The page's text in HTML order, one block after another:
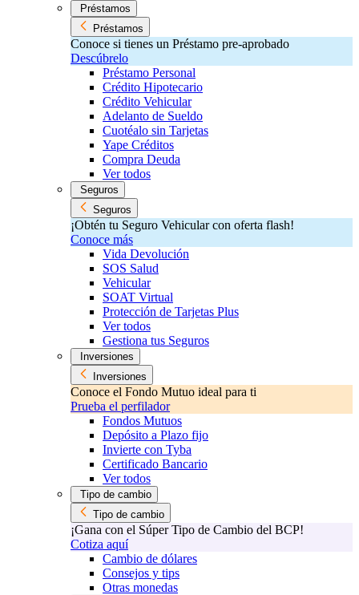
Préstamos
Préstamos
Conoce si tienes un Préstamo pre-aprobado
Descúbrelo
Préstamo Personal
Crédito Hipotecario
Crédito Vehicular
Adelanto de Sueldo
Cuotéalo sin Tarjetas
Yape Créditos
Compra Deuda
Ver todos
Seguros
Seguros
¡Obtén tu Seguro Vehicular con oferta flash!
Conoce más
Vida Devolución
SOS Salud
Vehicular
SOAT Virtual
Protección de Tarjetas Plus
Ver todos
Gestiona tus Seguros
Inversiones
Inversiones
Conoce el Fondo Mutuo ideal para ti
Prueba el perfilador
Fondos Mutuos
Depósito a Plazo fijo
Invierte con Tyba
Certificado Bancario
Ver todos
Tipo de cambio
Tipo de cambio
¡Gana con el Súper Tipo de Cambio del BCP!
Cotiza aquí
Cambio de dólares
Consejos y tips
Otras monedas